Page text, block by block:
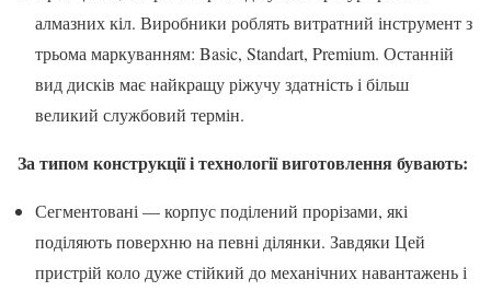
алмазних кіл. Виробники роблять витратний інструмент з
трьома маркуванням: Basic, Standart, Premium. Останній
вид дисків має найкращу ріжучу здатність і більш
великий службовий термін.
За типом конструкції і технології виготовлення бувають:
Сегментовані — корпус поділений прорізами, які
поділяють поверхню на певні ділянки. Завдяки Цей
пристрій коло дуже стійкий до механічних навантажень і